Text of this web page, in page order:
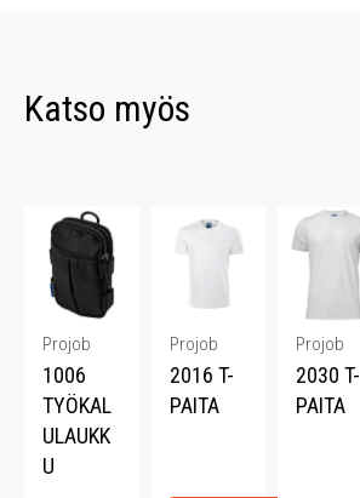
Katso myös
Projob
1006
TYÖKAL
ULAUKK
U
Projob
2016 T-
PAITA
Projob
2030 T-
PAITA